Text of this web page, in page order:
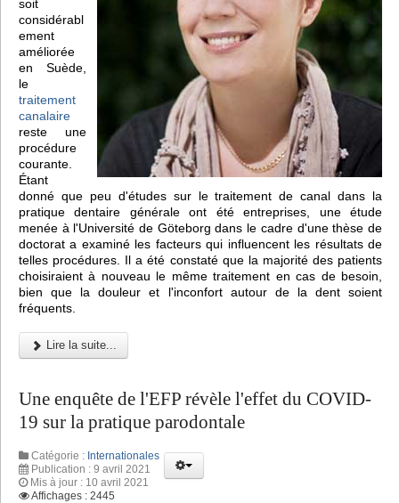
soit
considérabl
ement
améliorée
en Suède,
le
traitement
canalaire
reste une
procédure
courante.
Étant
donné que peu d'études sur le traitement de canal dans la
pratique dentaire générale ont été entreprises, une étude
menée à l'Université de Göteborg dans le cadre d'une thèse de
doctorat a examiné les facteurs qui influencent les résultats de
telles procédures. Il a été constaté que la majorité des patients
choisiraient à nouveau le même traitement en cas de besoin,
bien que la douleur et l'inconfort autour de la dent soient
fréquents.
Lire la suite...
Une enquête de l'EFP révèle l'effet du COVID-
19 sur la pratique parodontale
Catégorie : Internationales
Publication : 9 avril 2021
Mis à jour : 10 avril 2021
Affichages : 2445